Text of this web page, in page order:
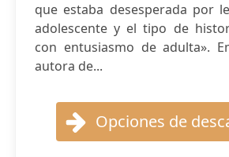
que estaba desesperada por
adolescente y el tipo de
con entusiasmo de adulta».
autora de...
Opciones de